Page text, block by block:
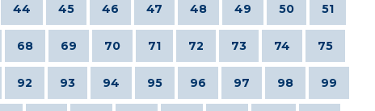
44 45 46 47 48 49 50 51
68 69 70 71 72 73 74 75
92 93 94 95 96 97 98 99